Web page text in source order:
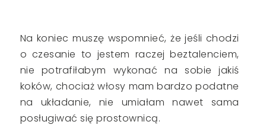
Na koniec muszę wspomnieć, że jeśli chodzi
o czesanie to jestem raczej beztalenciem,
nie potrafiłabym wykonać na sobie jakiś
koków, chociaż włosy mam bardzo podatne
na układanie, nie umiałam nawet sama
posługiwać się prostownicą.